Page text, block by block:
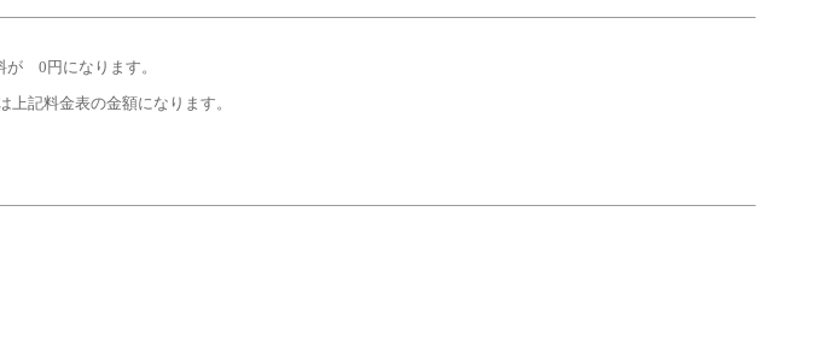
が 0円になります。
記料金表の金額になります。